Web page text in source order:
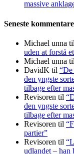
massive
Seneste
Michael unna til
uden at forstå
Michael unna til
DavidK til
den yngste
tilbage efter
Revisoren til
den yngste
tilbage efter
Revisoren til
partier”
Revisoren til
udlandet – han